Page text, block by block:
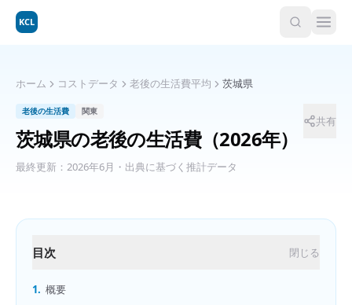
KCL
ホーム コストデータ 老後の生活費平均 茨城県
老後の生活費 関東
茨城県の老後の生活費（2026年）
最終更新： 2026年6月 ・出典に基づく推計データ
共有
目次 閉じる
1. 概要